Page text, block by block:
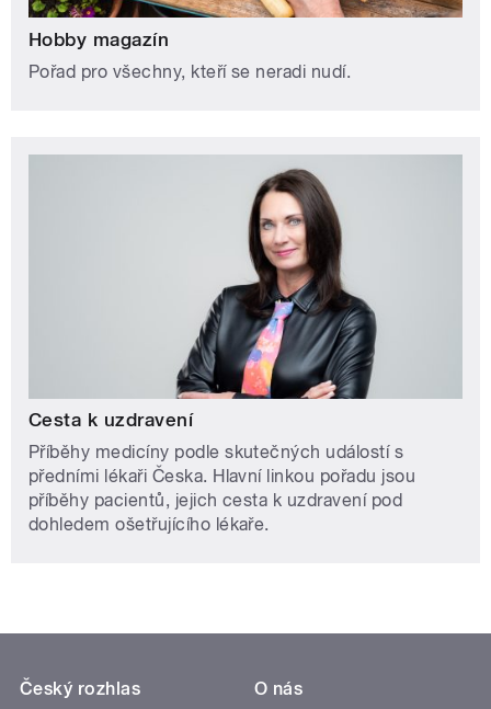
Hobby magazín
Pořad pro všechny, kteří se neradi nudí.
Cesta k uzdravení
Příběhy medicíny podle skutečných událostí s
předními lékaři Česka. Hlavní linkou pořadu jsou
příběhy pacientů, jejich cesta k uzdravení pod
dohledem ošetřujícího lékaře.
Český rozhlas
O nás